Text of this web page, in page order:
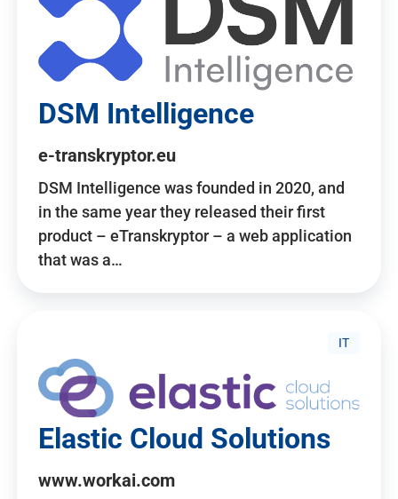
DSM Intelligence
e-transkryptor.eu
DSM Intelligence was founded in 2020, and
in the same year they released their first
product – eTranskryptor – a web application
that was a…
IT
Elastic Cloud Solutions
www.workai.com